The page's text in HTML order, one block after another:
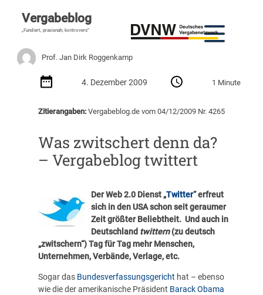
Vergabeblog
„Fundiert, praxisnah, kontrovers“
Prof. Jan Dirk Roggenkamp
4. Dezember 2009 1 Minute
Zitierangaben:Vergabeblog.de vom 04/12/2009 Nr. 4265
Was zwitschert denn da?
– Vergabeblog twittert
Der Web 2.0 Dienst „Twitter“ erfreut
sich in den USA schon seit geraumer
Zeit größter Beliebtheit. Und auch in
Deutschland twittern(zu deutsch
„zwitschern“) Tag für Tag mehr Menschen,
Unternehmen, Verbände, Verlage, etc.
Sogar das Bundesverfassungsgericht hat – ebenso
wie die der amerikanische Präsident Barack Obama